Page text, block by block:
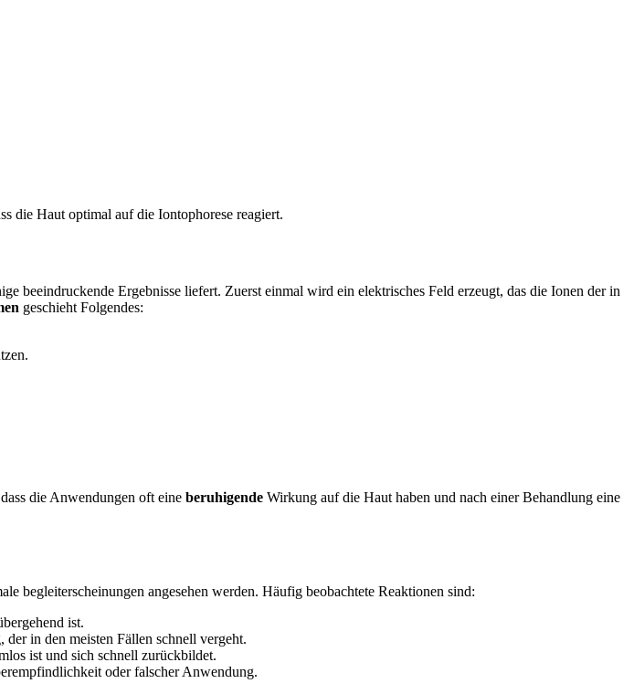
die Haut optimal​ auf die Iontophorese reagiert.
beeindruckende Ergebnisse liefert. Zuerst ⁢einmal wird ein ‍elektrisches Feld erzeugt, das⁣ die Ionen der in
geschieht Folgendes:
die Anwendungen oft eine beruhigende Wirkung auf die Haut ⁤haben und nach einer Behandlung eine
begleiterscheinungen angesehen​ werden. Häufig beobachtete Reaktionen sind:
ist.
in den meisten Fällen schnell vergeht.
ist und sich schnell​ zurückbildet.
oder falscher Anwendung.